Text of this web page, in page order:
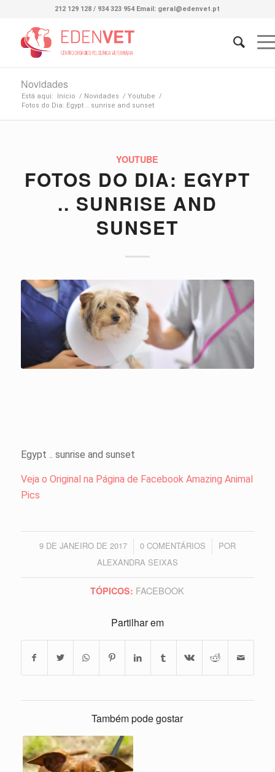
212 129 128 / 934 323 954 Email: geral@edenvet.pt
Novidades
Está aqui: Início / Novidades / Youtube /
Fotos do Dia: Egypt .. sunrise and sunset
YOUTUBE
FOTOS DO DIA: EGYPT
.. SUNRISE AND
SUNSET
Egypt .. sunrise and sunset
Veja o Original na Página de Facebook Amazing Animal
Pics
9 DE JANEIRO DE 2017
/ 0 COMENTÁRIOS
/
POR
ALEXANDRA SEIXAS
TÓPICOS: FACEBOOK
Partilhar em
Também pode gostar